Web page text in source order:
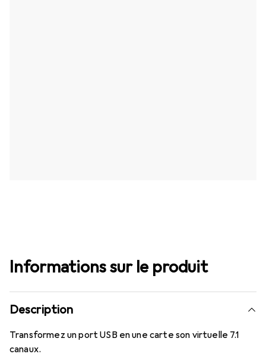
Informations sur le produit
Description
Transformez un port USB en une carte son virtuelle 7.1
canaux.